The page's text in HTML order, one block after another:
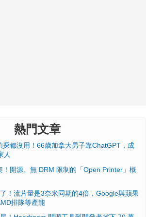
熱門文章
探都沒用！66歲加拿大男子靠ChatGPT，成
人
！開源、無 DRM 限制的「Open Printer」概
！流片量是3奈米同期的4倍，Google與蘋果
排隊等產能